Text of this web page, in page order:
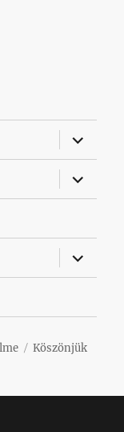
almenü
almenü
almenü
Köszönjük